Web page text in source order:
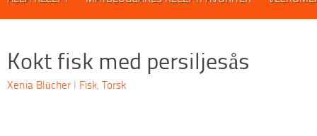
Kokt fisk med persiljesås
Xenia Blücher I Fisk, Torsk